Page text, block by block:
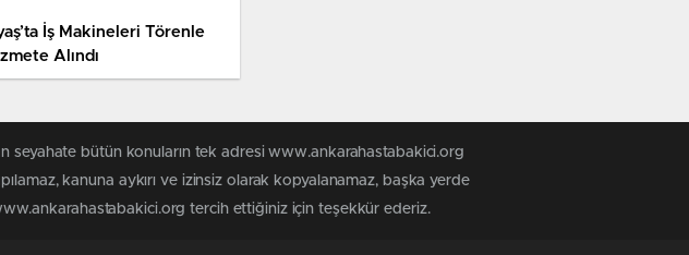
İş Makineleri Törenle
Alındı
seyahate bütün konuların tek adresi www.ankarahastabakici.org
kanuna aykırı ve izinsiz olarak kopyalanamaz, başka yerde
tercih ettiğiniz için teşekkür ederiz.